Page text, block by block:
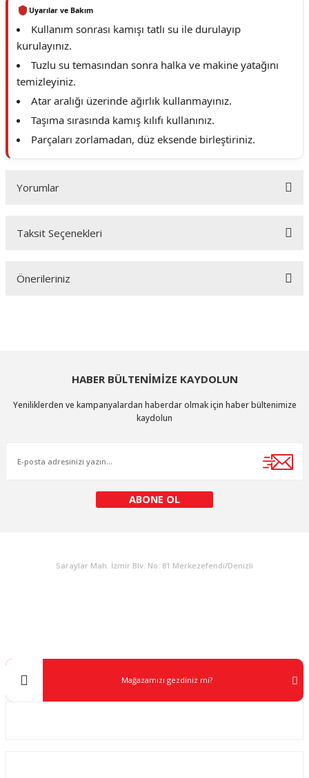
Uyarılar ve Bakım
Kullanım sonrası kamışı tatlı su ile durulayıp
kurulayınız.
Tuzlu su temasından sonra halka ve makine yatağını
temizleyiniz.
Atar aralığı üzerinde ağırlık kullanmayınız.
Taşıma sırasında kamış kılıfı kullanınız.
Parçaları zorlamadan, düz eksende birleştiriniz.
Yorumlar
Taksit Seçenekleri
Önerileriniz
Ürün açıklamasında eksik bilgiler bulunuyor.
Gönder
HABER BÜLTENİMİZE KAYDOLUN
Yeniliklerden ve kampanyalardan haberdar olmak için haber bültenimize
kaydolun
ABONE OL
Saraylar Mah. İzmir Blv. No: 81 Merkezefendi/Denizli
Mağazamızı gezdiniz mi?